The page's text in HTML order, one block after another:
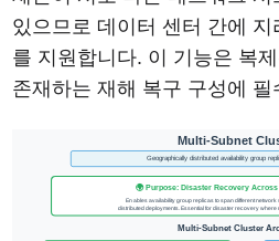
있으므로 데이터 센터 간에
를 지원합니다. 이 기능은 복
존재하는 재해 복구 구성에 필